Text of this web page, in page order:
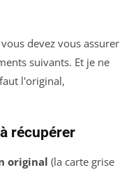
devez vous assurer
suivants. Et je ne
l'original,
récupérer
original (la carte grise